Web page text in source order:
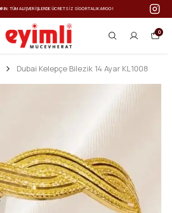
TÜM ALIŞVERIŞLERDE ÜCRETSIZ SIGORTALI KARGO!
0
Dubai Kelepçe Bilezik 14 Ayar KL1008